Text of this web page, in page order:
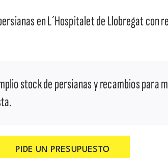
en L´Hospitalet de Llobregat con
stock de persianas y recambios para
PIDE UN PRESUPUESTO